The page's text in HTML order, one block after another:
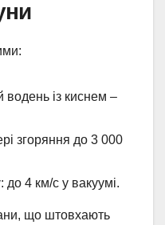
водень із киснем –
згоряння до 3 000
: до 4 км/с у вакуумі.
що штовхають